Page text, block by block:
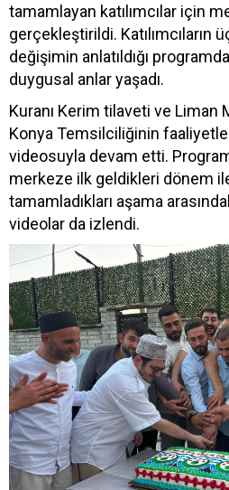
tamamlayan katılımcılar için
gerçekleştirildi. Katılımcıların
değişimin anlatıldığı
duygusal anlar yaşadı.
Kuranı Kerim tilaveti ve Liman
Konya Temsilciliğinin
videosuyla devam etti.
merkeze ilk geldikleri dönem
tamamladıkları aşama
videolar da izlendi.